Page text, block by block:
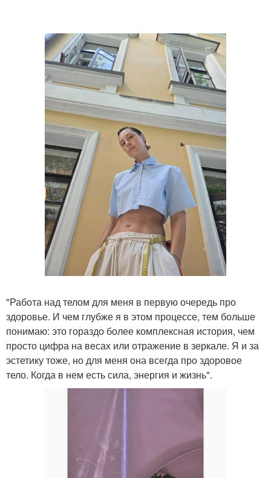
"Работа над телом для меня в первую очередь про
здоровье. И чем глубже я в этом процессе, тем больше
понимаю: это гораздо более комплексная история, чем
просто цифра на весах или отражение в зеркале. Я и за
эстетику тоже, но для меня она всегда про здоровое
тело. Когда в нем есть сила, энергия и жизнь".